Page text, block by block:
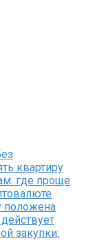
квартиру
где проще
положена
закупки: